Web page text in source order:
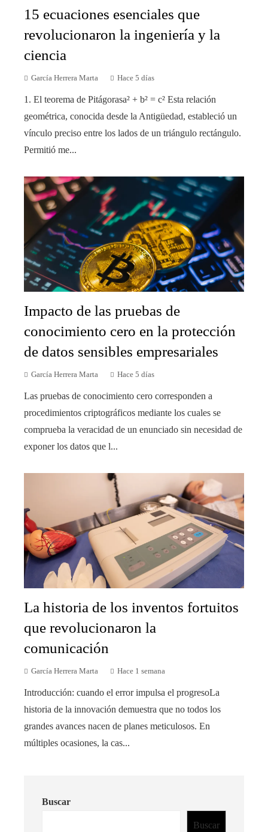
15 ecuaciones esenciales que
revolucionaron la ingeniería y la
ciencia
García Herrera Marta Hace 5 días
1. El teorema de Pitágorasa² + b² = c² Esta relación
geométrica, conocida desde la Antigüedad, estableció un
vínculo preciso entre los lados de un triángulo rectángulo.
Permitió me...
Impacto de las pruebas de
conocimiento cero en la protección
de datos sensibles empresariales
García Herrera Marta Hace 5 días
Las pruebas de conocimiento cero corresponden a
procedimientos criptográficos mediante los cuales se
comprueba la veracidad de un enunciado sin necesidad de
exponer los datos que l...
La historia de los inventos fortuitos
que revolucionaron la
comunicación
García Herrera Marta Hace 1 semana
Introducción: cuando el error impulsa el progresoLa
historia de la innovación demuestra que no todos los
grandes avances nacen de planes meticulosos. En
múltiples ocasiones, la cas...
Buscar
Buscar